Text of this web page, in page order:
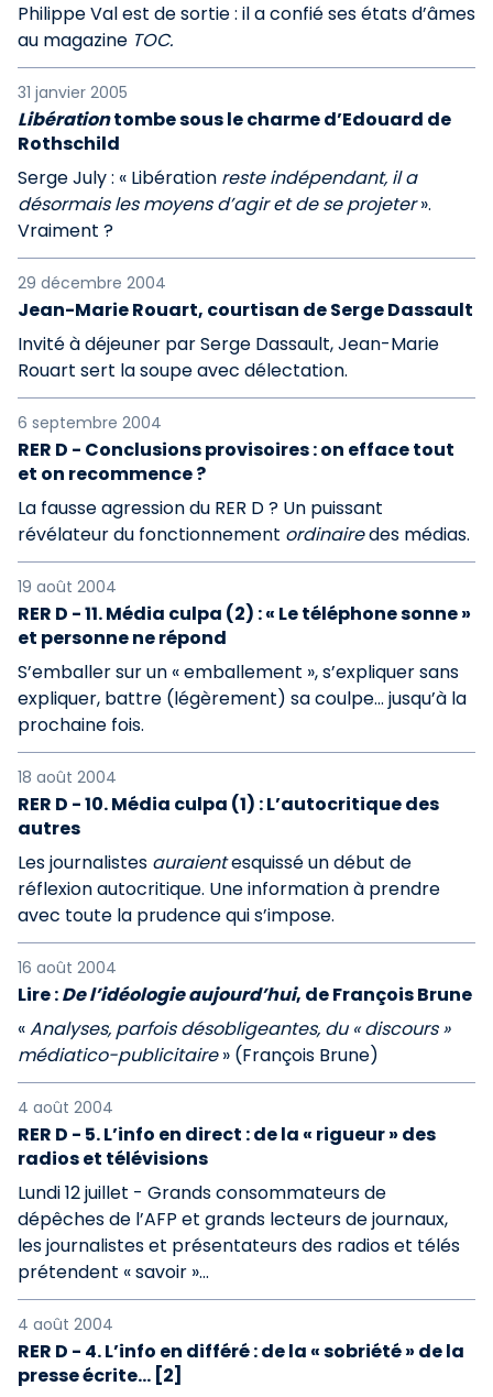
Philippe Val est de sortie : il a confié ses états d’âmes
au magazine TOC.
31 janvier 2005
Libérationtombe sous le charme d’Edouard de
Rothschild
Serge July : « Libération reste indépendant, il a
désormais les moyens d’agir et de se projeter».
Vraiment ?
29 décembre 2004
Jean-Marie Rouart, courtisan de Serge Dassault
Invité à déjeuner par Serge Dassault, Jean-Marie
Rouart sert la soupe avec délectation.
6 septembre 2004
RER D - Conclusions provisoires : on efface tout
et on recommence ?
La fausse agression du RER D ? Un puissant
révélateur du fonctionnement ordinairedes médias.
19 août 2004
RER D - 11. Média culpa (2) : « Le téléphone sonne »
et personne ne répond
S’emballer sur un « emballement », s’expliquer sans
expliquer, battre (légèrement) sa coulpe... jusqu’à la
prochaine fois.
18 août 2004
RER D - 10. Média culpa (1) : L’autocritique des
autres
Les journalistes auraientesquissé un début de
réflexion autocritique. Une information à prendre
avec toute la prudence qui s’impose.
16 août 2004
Lire :De l’idéologie aujourd’hui, de François Brune
«Analyses, parfois désobligeantes, du « discours »
médiatico-publicitaire» (François Brune)
4 août 2004
RER D - 5. L’info en direct : de la « rigueur » des
radios et télévisions
Lundi 12 juillet - Grands consommateurs de
dépêches de l’AFP et grands lecteurs de journaux,
les journalistes et présentateurs des radios et télés
prétendent « savoir »...
4 août 2004
RER D - 4. L’info en différé : de la « sobriété » de la
presse écrite... [2]